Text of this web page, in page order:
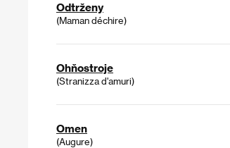
Odtrženy
(Maman déchire)
Ohňostroje
(Stranizza d'amuri)
Omen
(Augure)